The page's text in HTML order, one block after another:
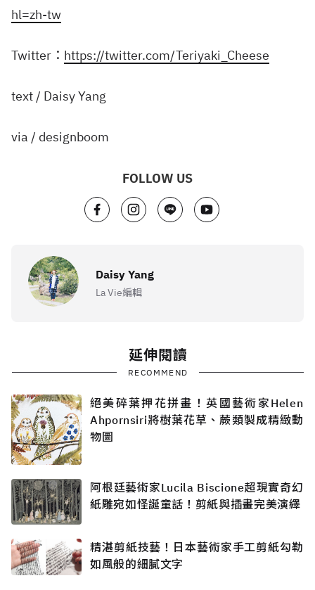
hl=zh-tw
Twitter： https://twitter.com/Teriyaki_Cheese
text / Daisy Yang
via / designboom
FOLLOW US
Daisy Yang
La Vie編輯
延伸閱讀
RECOMMEND
絕美碎葉押花拼畫！英國藝術家Helen
Ahpornsiri將樹葉花草、蕨類製成精緻動
物圖
阿根廷藝術家Lucila Biscione超現實奇幻
紙雕宛如怪誕童話！剪紙與插畫完美演繹
精湛剪紙技藝！日本藝術家手工剪紙勾勒
如風般的細膩文字